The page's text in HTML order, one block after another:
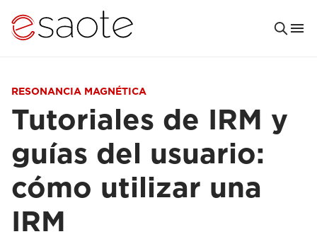
RESONANCIA MAGNÉTICA
Tutoriales de IRM y
guías del usuario:
cómo utilizar una
IRM